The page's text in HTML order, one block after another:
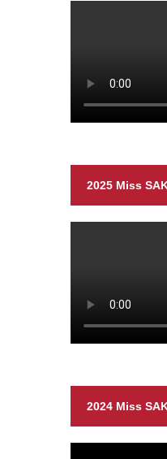
2025 Miss
2024 Miss